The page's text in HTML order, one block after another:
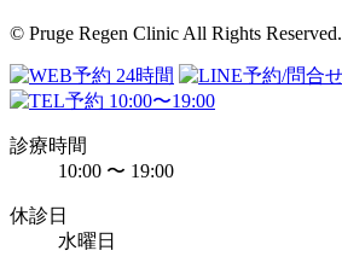
© Pruge Regen Clinic All Rights Reserved.
診療時間
10:00 〜 19:00
休診日
水曜日